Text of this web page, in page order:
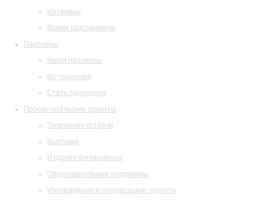
Интервью
Время Шостаковича
Партнеры
Наши партнеры
Фотогалерея
Стать партнером
Просветительские проекты
Творческие встречи
Выставки
Издания филармонии
Образовательные программы
Инклюзивные и специальные проекты